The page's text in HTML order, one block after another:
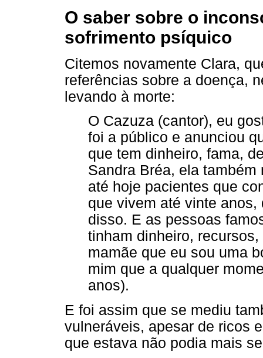
O saber sobre o
sofrimento psíquico
Citemos novamente Clara,
referências sobre a doença,
levando à morte:
O Cazuza (cantor), eu
foi a público e anunciou
que tem dinheiro, fama,
Sandra Bréa, ela
até hoje pacientes que
que vivem até vinte
disso. E as pessoas
tinham dinheiro,
mamãe que eu sou uma
mim que a qualquer
anos).
E foi assim que se mediu
vulneráveis, apesar de ricos
que estava não podia mais